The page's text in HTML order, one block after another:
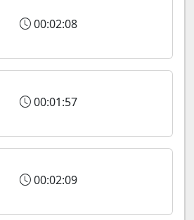
00:02:08
00:01:57
00:02:09